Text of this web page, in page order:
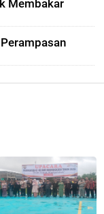
Membakar